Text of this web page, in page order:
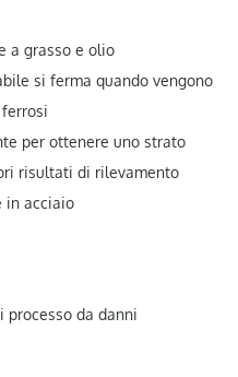
a grasso e olio
si ferma quando vengono
per ottenere uno strato
risultati di rilevamento
in acciaio
processo da danni